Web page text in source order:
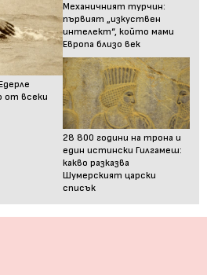
от всеки
Механичният турчин:
първият „изкуствен
интелект“, който мами
Европа близо век
28 800 години на трона и
един истински Гилгамеш:
какво разказва
Шумерският царски
списък